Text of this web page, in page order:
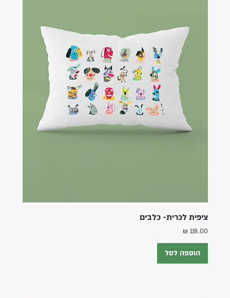
ציפית לכרית- כלבים
מחיר
הוספה לסל